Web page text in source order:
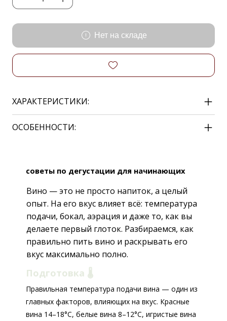
Нет на складе
ХАРАКТЕРИСТИКИ:
ОСОБЕННОСТИ:
советы по дегустации для начинающих
Вино — это не просто напиток, а целый
опыт. На его вкус влияет всё: температура
подачи, бокал, аэрация и даже то, как вы
делаете первый глоток. Разбираемся, как
правильно пить вино и раскрывать его
вкус максимально полно.
Подготовка 🌡️
Правильная температура подачи вина — один из
главных факторов, влияющих на вкус. Красные
вина 14–18°C, белые вина 8–12°C, игристые вина